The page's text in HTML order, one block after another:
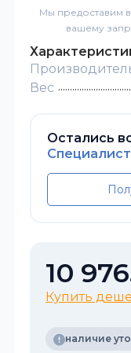
Мы предоставим
вашему
Вес
Остались
10
Купить
наличие